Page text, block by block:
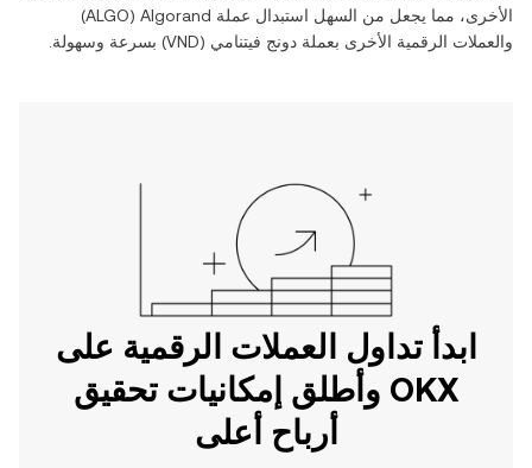
الأخرى، مما يجعل من السهل استبدال عملة ‏ Algorand
(‏
ALGO
)
والعملات الرقمية الأخرى بعملة ‏ دونج فيتنامي (‏
VND) بسرعة وسهولة.
ابدأ تداول العملات الرقمية على
OKX وأطلق إمكانيات تحقيق
أرباح أعلى